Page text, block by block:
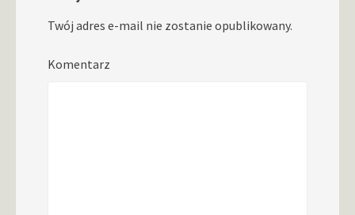
Twój adres e-mail nie zostanie opublikowany.
Komentarz